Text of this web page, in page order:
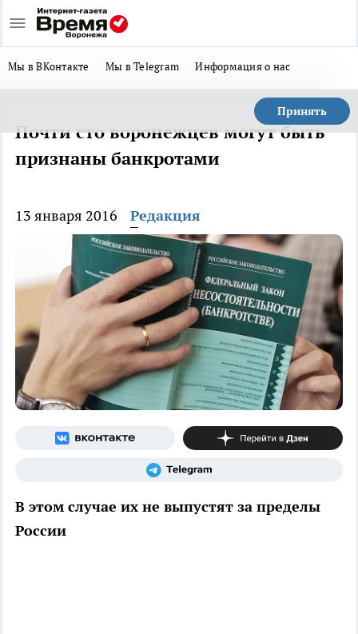
Мы в ВКонтакте Мы в Telegram Информация о нас
Принять
Почти сто воронежцев могут быть
признаны банкротами
13 января 2016 Редакция
В этом случае их не выпустят за пределы
России